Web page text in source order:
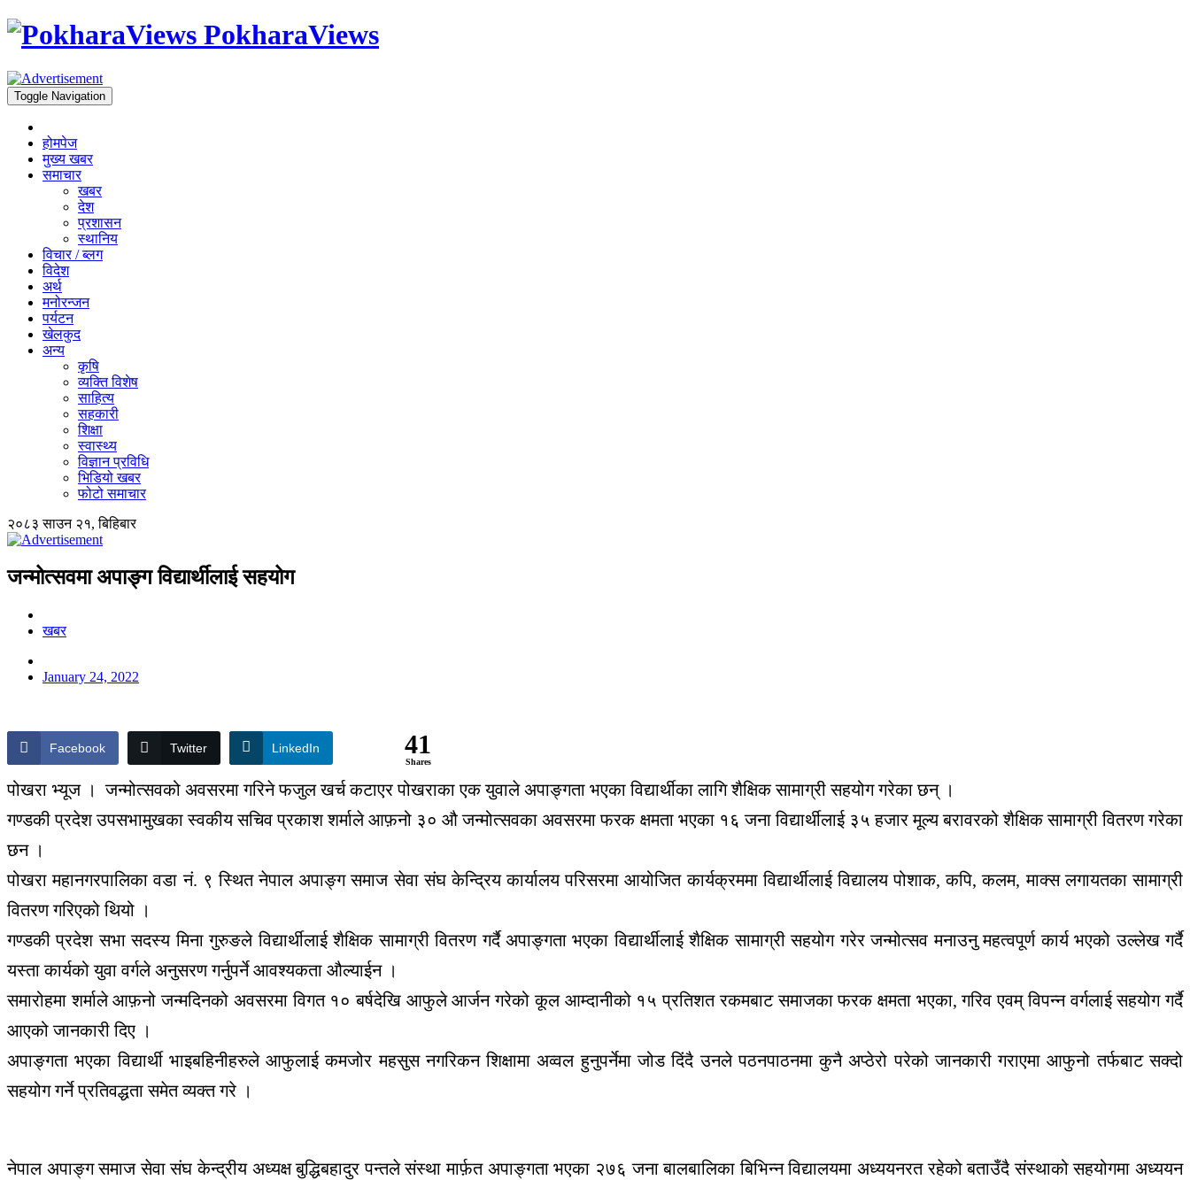
PokharaViews
Toggle Navigation
होमपेज
मुख्य खबर
समाचार
खबर
देश
प्रशासन
स्थानिय
विचार / ब्लग
विदेश
अर्थ
मनोरन्जन
पर्यटन
खेलकुद
अन्य
कृषि
व्यक्ति विशेष
साहित्य
सहकारी
शिक्षा
स्वास्थ्य
विज्ञान प्रविधि
भिडियो खबर
फोटो समाचार
२०८३ साउन २१, बिहिबार
जन्मोत्सवमा अपाङ्ग विद्यार्थीलाई सहयोग
खबर
January 24, 2022
Facebook Twitter LinkedIn 41
Shares
पोखरा भ्यूज । जन्मोत्सवको अवसरमा गरिने फजुल खर्च कटाएर पोखराका एक युवाले अपाङ्गता भएका विद्यार्थीका लागि शैक्षिक सामाग्री सहयोग गरेका छन् ।
गण्डकी प्रदेश उपसभामुखका स्वकीय सचिव प्रकाश शर्माले आफ़नो ३० औ जन्मोत्सवका अवसरमा फरक क्षमता भएका १६ जना विद्यार्थीलाई ३५ हजार मूल्य बरावरको शैक्षिक सामाग्री वितरण गरेका
छन ।
पोखरा महानगरपालिका वडा नं. ९ स्थित नेपाल अपाङ्ग समाज सेवा संघ केन्द्रिय कार्यालय परिसरमा आयोजित कार्यक्रममा विद्यार्थीलाई विद्यालय पोशाक, कपि, कलम, माक्स लगायतका सामाग्री
वितरण गरिएको थियो ।
गण्डकी प्रदेश सभा सदस्य मिना गुरुङले विद्यार्थीलाई शैक्षिक सामाग्री वितरण गर्दै अपाङ्गता भएका विद्यार्थीलाई शैक्षिक सामाग्री सहयोग गरेर जन्मोत्सव मनाउनु महत्वपूर्ण कार्य भएको उल्लेख गर्दै
यस्ता कार्यको युवा वर्गले अनुसरण गर्नुपर्ने आवश्यकता औल्याईन ।
समारोहमा शर्माले आफ़नो जन्मदिनको अवसरमा विगत १० बर्षदेखि आफुले आर्जन गरेको कूल आम्दानीको १५ प्रतिशत रकमबाट समाजका फरक क्षमता भएका, गरिव एवम् विपन्न वर्गलाई सहयोग गर्दै
आएको जानकारी दिए ।
अपाङ्गता भएका विद्यार्थी भाइबहिनीहरुले आफुलाई कमजोर महसुस नगरिकन शिक्षामा अव्वल हुनुपर्नेमा जोड दिंदै उनले पठनपाठनमा कुनै अप्ठेरो परेको जानकारी गराएमा आफुनो तर्फबाट सक्दो
सहयोग गर्ने प्रतिवद्धता समेत व्यक्त गरे ।
नेपाल अपाङ्ग समाज सेवा संघ केन्द्रीय अध्यक्ष बुद्धिबहादुर पन्तले संस्था मार्फ़त अपाङ्गता भएका २७६ जना बालबालिका बिभिन्न विद्यालयमा अध्ययनरत रहेको बताउँदै संस्थाको सहयोगमा अध्ययन